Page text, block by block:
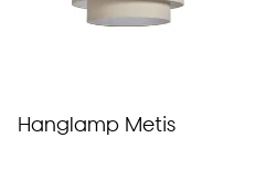
Hanglamp Metis